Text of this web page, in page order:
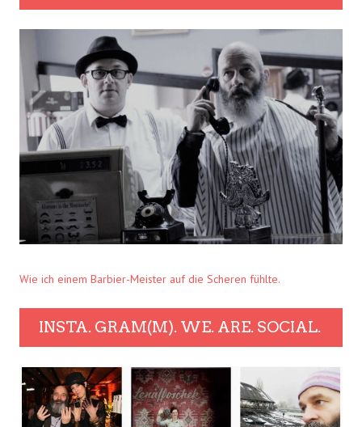
Wie ich einem Barbier-Meister auf die Scheren fühlte.
INSTA. GRAM(M). WE. ARE. SOCIAL.